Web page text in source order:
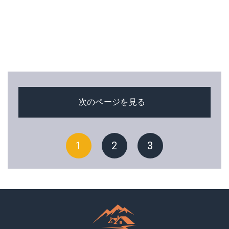
次のページを見る
1 2 3